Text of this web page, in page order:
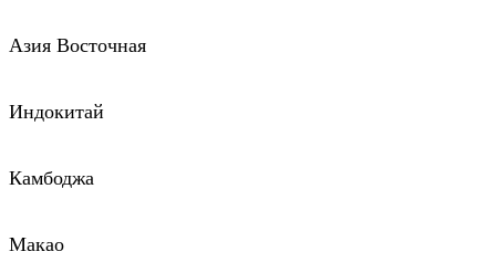
Азия Восточная
Индокитай
Камбоджа
Макао